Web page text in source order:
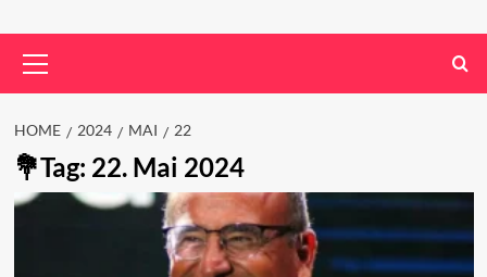
Menu
HOME 2024 MAI 22
Tag: 22. Mai 2024